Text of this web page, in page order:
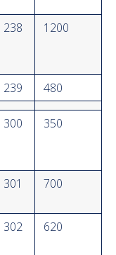
238 1200
239 480
300 350
301 700
302 620